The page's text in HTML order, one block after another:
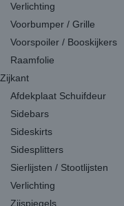
Verlichting
Voorbumper / Grille
Voorspoiler / Booskijkers
Raamfolie
Zijkant
Afdekplaat Schuifdeur
Sidebars
Sideskirts
Sidesplitters
Sierlijsten / Stootlijsten
Verlichting
Zijspiegels